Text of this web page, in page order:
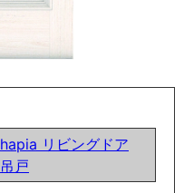
hapia リビングドア
吊戸